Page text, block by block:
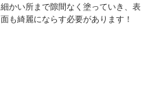
細かい所まで隙間なく塗っていき、表
面も綺麗にならす必要があります！